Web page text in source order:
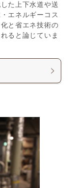
た上下水道や送
エネルギーコス
と省エネ技術の
ると論じていま